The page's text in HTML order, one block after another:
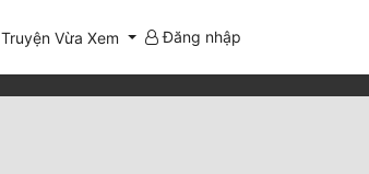
Truyện Vừa Xem Đăng nhập